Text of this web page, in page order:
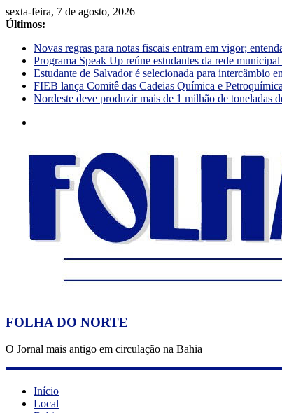
sexta-feira, 7 de agosto, 2026
Últimos:
Novas regras para notas fiscais entram em vigor;
Programa Speak Up reúne estudantes da rede
Estudante de Salvador é selecionada para intercâmbio
FIEB lança Comitê das Cadeias Química e
Nordeste deve produzir mais de 1 milhão de toneladas
FOLHA DO NORTE
O Jornal mais antigo em circulação na Bahia
Início
Local